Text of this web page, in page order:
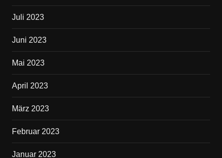
Juli 2023
Juni 2023
Mai 2023
April 2023
März 2023
Februar 2023
Januar 2023